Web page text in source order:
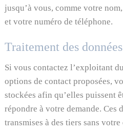
jusqu’à vous, comme votre
et votre numéro de téléphone.
Traitement des
Si vous contactez l’exploitant
options de contact proposées,
stockées afin qu’elles puissent
répondre à votre demande. Ces
transmises à des tiers sans